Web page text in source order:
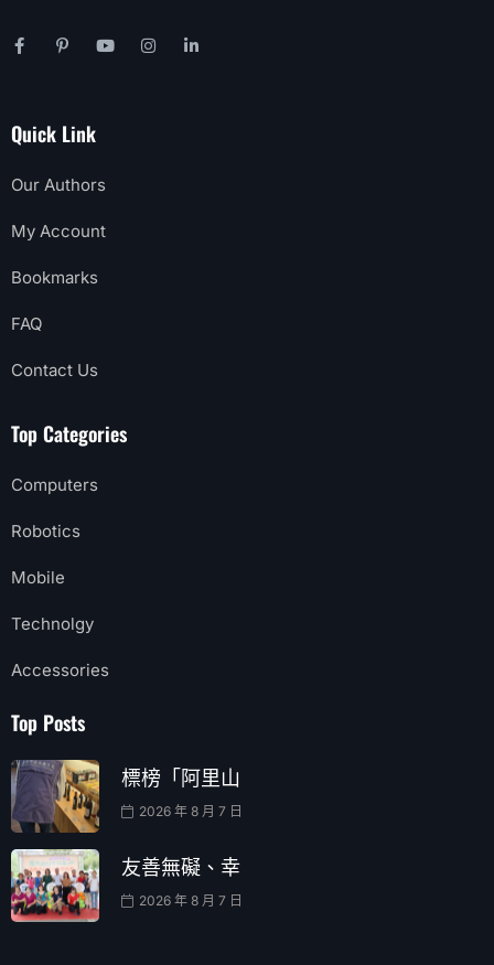
Quick Link
Our Authors
My Account
Bookmarks
FAQ
Contact Us
Top Categories
Computers
Robotics
Mobile
Technolgy
Accessories
Top Posts
標榜「阿里山
2026 年 8 月 7 日
友善無礙、幸
2026 年 8 月 7 日